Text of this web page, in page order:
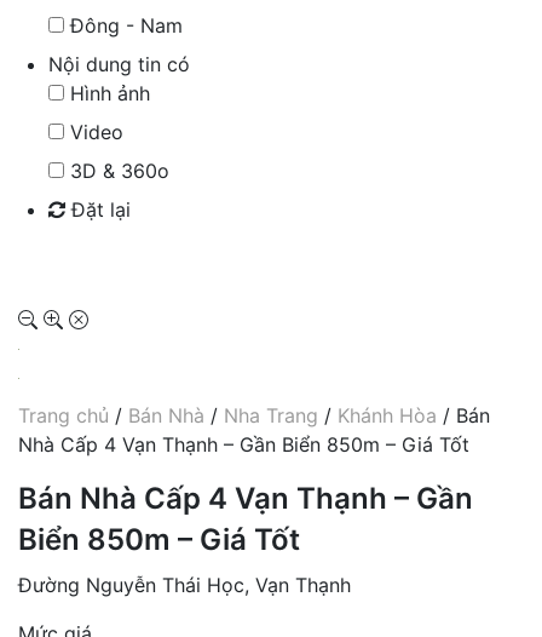
Đông - Nam
Nội dung tin có
Hình ảnh
Video
3D & 360o
Đặt lại
Trang chủ / Bán Nhà / Nha Trang / Khánh Hòa / Bán
Nhà Cấp 4 Vạn Thạnh – Gần Biển 850m – Giá Tốt
Bán Nhà Cấp 4 Vạn Thạnh – Gần
Biển 850m – Giá Tốt
Đường Nguyễn Thái Học, Vạn Thạnh